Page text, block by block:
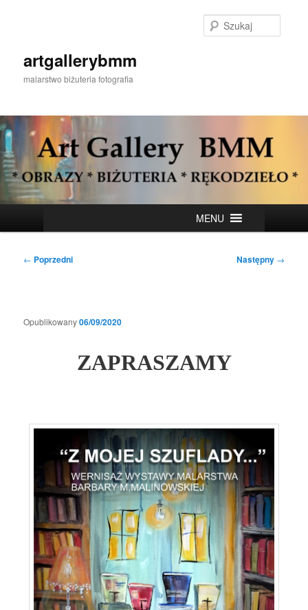
artgallerybmm
malarstwo biżuteria fotografia
MENU
Nawigacja
← Poprzedni Następny →
Opublikowany06/09/2020
ZAPRASZAMY